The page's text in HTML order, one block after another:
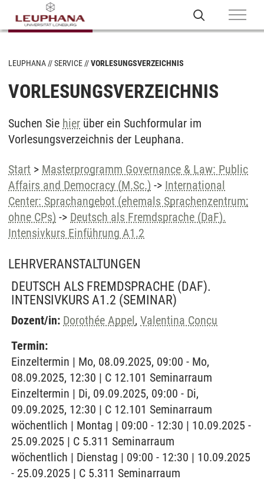
LEUPHANA SERVICE VORLESUNGSVERZEICHNIS
VORLESUNGSVERZEICHNIS
Suchen Sie hier über ein Suchformular im
Vorlesungsverzeichnis der Leuphana.
Start > Masterprogramm Governance & Law: Public
Affairs and Democracy (M.Sc.) -> International
Center: Sprachangebot (ehemals Sprachenzentrum;
ohne CPs) -> Deutsch als Fremdsprache (DaF).
Intensivkurs Einführung A1.2
LEHRVERANSTALTUNGEN
DEUTSCH ALS FREMDSPRACHE (DAF).
INTENSIVKURS A1.2 (SEMINAR)
Dozent/in: Dorothée Appel, Valentina Concu
Termin:
Einzeltermin | Mo, 08.09.2025, 09:00 - Mo,
08.09.2025, 12:30 | C 12.101 Seminarraum
Einzeltermin | Di, 09.09.2025, 09:00 - Di,
09.09.2025, 12:30 | C 12.101 Seminarraum
wöchentlich | Montag | 09:00 - 12:30 | 10.09.2025 -
25.09.2025 | C 5.311 Seminarraum
wöchentlich | Dienstag | 09:00 - 12:30 | 10.09.2025
- 25.09.2025 | C 5.311 Seminarraum